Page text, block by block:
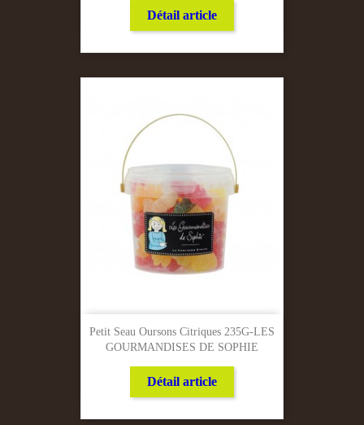
Détail article
Petit Seau Oursons Citriques 235G-LES
GOURMANDISES DE SOPHIE
Détail article